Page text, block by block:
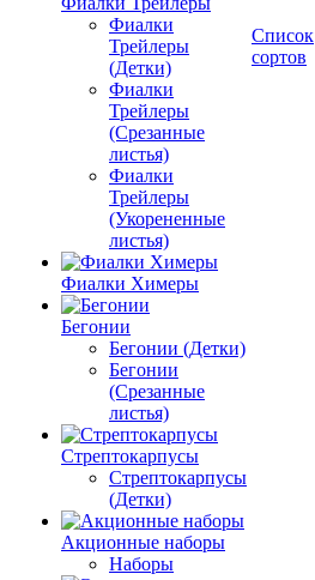
Фиалки
Трейлеры
(Детки)
Фиалки
Трейлеры
(Срезанные
листья)
Фиалки
Трейлеры
(Укорененные
листья)
Фиалки Химеры
Бегонии
Бегонии (Детки)
Бегонии
(Срезанные
листья)
Стрептокарпусы
Стрептокарпусы
(Детки)
Акционные наборы
Наборы
Список
сортов